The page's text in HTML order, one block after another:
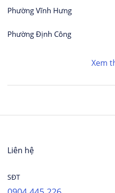
Phường Vĩnh Hưng
Phường Định Công
Xem
Liên hệ
SĐT